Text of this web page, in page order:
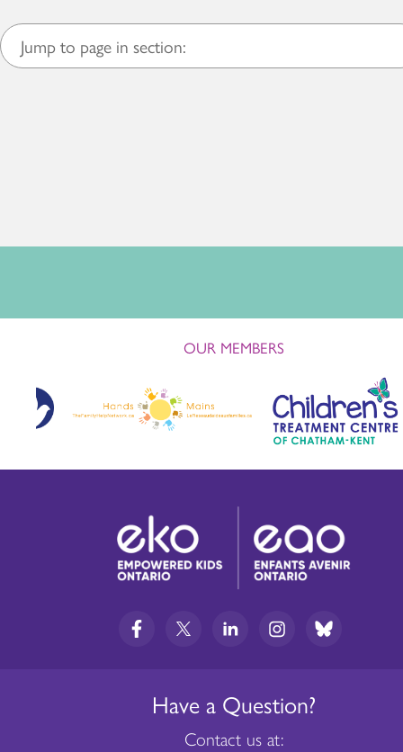
Jump to page in section:
OUR MEMBERS
Have a Question?
Contact us at: